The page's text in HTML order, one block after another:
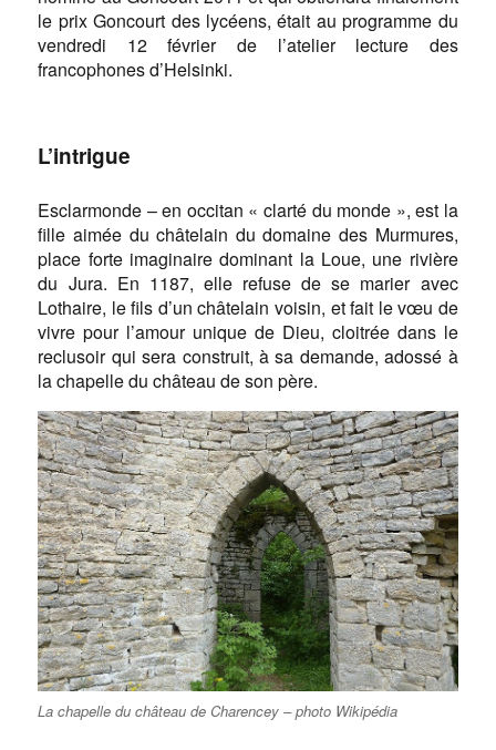
le prix Goncourt des lycéens, était au programme du
vendredi 12 février de l’atelier lecture des
francophones d’Helsinki.
L’intrigue
Esclarmonde – en occitan « clarté du monde », est la
fille aimée du châtelain du domaine des Murmures,
place forte imaginaire dominant la Loue, une rivière
du Jura. En 1187, elle refuse de se marier avec
Lothaire, le fils d’un châtelain voisin, et fait le vœu de
vivre pour l’amour unique de Dieu, cloitrée dans le
reclusoir qui sera construit, à sa demande, adossé à
la chapelle du château de son père.
La chapelle du château de Charencey – photo Wikipédia